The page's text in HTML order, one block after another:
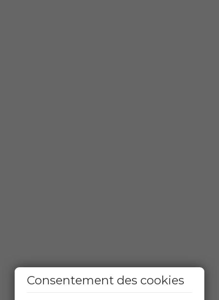
Consentement des cookies